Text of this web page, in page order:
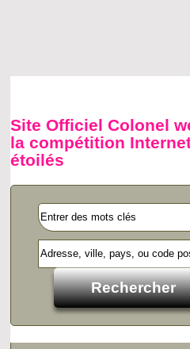
Site Officiel Colonel
la compétition
étoilés